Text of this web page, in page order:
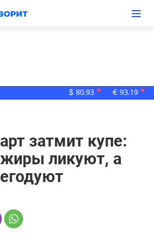
$ 80.93 ▼ € 93.19 ▼
затмит купе:
ликуют, а